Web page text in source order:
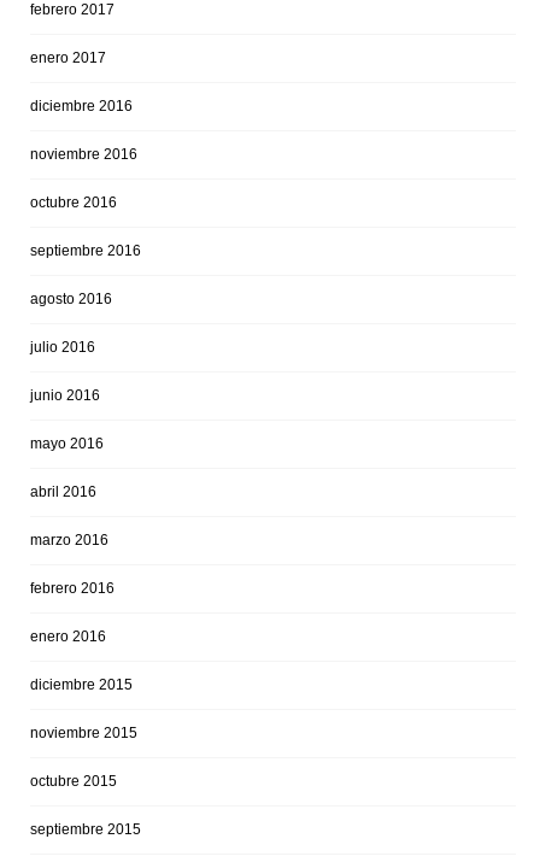
febrero 2017
enero 2017
diciembre 2016
noviembre 2016
octubre 2016
septiembre 2016
agosto 2016
julio 2016
junio 2016
mayo 2016
abril 2016
marzo 2016
febrero 2016
enero 2016
diciembre 2015
noviembre 2015
octubre 2015
septiembre 2015